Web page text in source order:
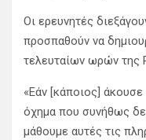
Οι ερευνητές
προσπαθούν να
τελευταίων ωρών της
«Εάν [κάποιος] άκουσε
όχημα που συνήθως
μάθουμε αυτές τις